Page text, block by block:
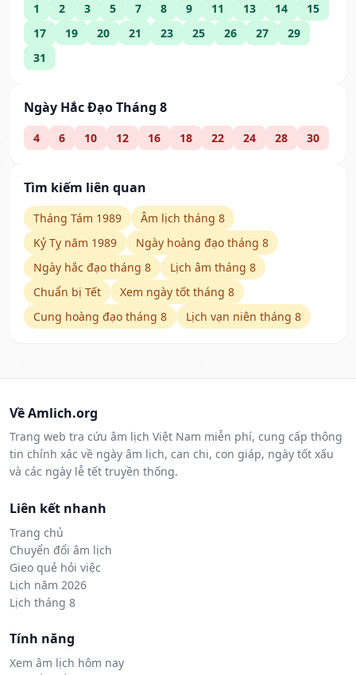
1 2 3 5 7 8 9 11 13 14
15
17
19 20 21 23 25 26 27
29
31
Ngày Hắc Đạo Tháng 8
4 6 10 12 16 18 22 24 28 30
Tìm kiếm liên quan
Tháng Tám 1989
Âm lịch tháng 8
Kỷ Tỵ năm 1989
Ngày hoàng đạo tháng 8
Ngày hắc đạo tháng 8
Lịch âm tháng 8
Chuẩn bị Tết
Xem ngày tốt tháng 8
Cung hoàng đạo tháng 8
Lịch vạn niên tháng 8
Về Amlich.org
Trang web tra cứu âm lịch Việt Nam miễn phí, cung cấp thông
tin chính xác về ngày âm lịch, can chi, con giáp, ngày tốt xấu
và các ngày lễ tết truyền thống.
Liên kết nhanh
Trang chủ
Chuyển đổi âm lịch
Gieo quẻ hỏi việc
Lịch năm 2026
Lịch tháng 8
Tính năng
Xem âm lịch hôm nay